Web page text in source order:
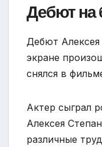
Дебют на
Дебют
экране
снялся в
Актер сыграл
Алексея
различные